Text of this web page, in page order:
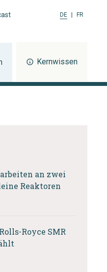
DE FR
Kernwissen
an zwei
Reaktoren
Royce SMR